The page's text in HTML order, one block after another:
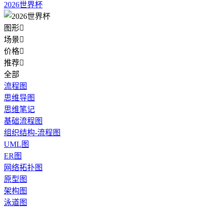
2026世界杯
图形
场景
价格
推荐
全部
流程图
思维导图
思维笔记
基础流程图
组织结构-流程图
UML图
ER图
网络拓扑图
原型图
架构图
泳道图